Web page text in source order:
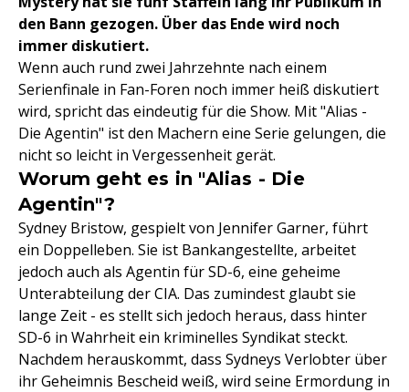
den Bann gezogen. Über das Ende wird noch
immer diskutiert.
Wenn auch rund zwei Jahrzehnte nach einem
Serienfinale in Fan-Foren noch immer heiß diskutiert
wird, spricht das eindeutig für die Show. Mit "Alias -
Die Agentin" ist den Machern eine Serie gelungen, die
nicht so leicht in Vergessenheit gerät.
Worum geht es in "Alias - Die
Agentin"?
Sydney Bristow, gespielt von Jennifer Garner, führt
ein Doppelleben. Sie ist Bankangestellte, arbeitet
jedoch auch als Agentin für SD-6, eine geheime
Unterabteilung der CIA. Das zumindest glaubt sie
lange Zeit - es stellt sich jedoch heraus, dass hinter
SD-6 in Wahrheit ein kriminelles Syndikat steckt.
Nachdem herauskommt, dass Sydneys Verlobter über
ihr Geheimnis Bescheid weiß, wird seine Ermordung in